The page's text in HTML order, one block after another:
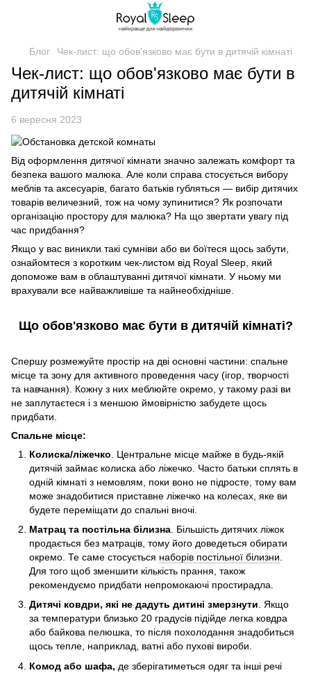
Блог Чек-лист: що обов'язково має бути в дитячій кімнаті
Чек-лист: що обов'язково має бути в
дитячій кімнаті
6 вересня 2023
Від оформлення дитячої кімнати значно залежать комфорт та
безпека вашого малюка. Але коли справа стосується вибору
меблів та аксесуарів, багато батьків губляться — вибір дитячих
товарів величезний, тож на чому зупинитися? Як розпочати
організацію простору для малюка? На що звертати увагу під
час придбання?
Якщо у вас виникли такі сумніви або ви боїтеся щось забути,
ознайомтеся з коротким чек-листом від Royal Sleep, який
допоможе вам в облаштуванні дитячої кімнати. У ньому ми
врахували все найважливіше та найнеобхідніше.
Що обов'язково має бути в дитячій кімнаті?
Спершу розмежуйте простір на дві основні частини: спальне
місце та зону для активного проведення часу (ігор, творчості
та навчання). Кожну з них меблюйте окремо, у такому разі ви
не заплутаєтеся і з меншою ймовірністю забудете щось
придбати.
Спальне місце:
Колиска/ліжечко . Центральне місце майже в будь-якій
дитячій займає колиска або ліжечко. Часто батьки сплять в
одній кімнаті з немовлям, поки воно не підросте, тому вам
може знадобитися приставне ліжечко на колесах, яке ви
будете переміщати до спальні вночі.
Матрац та постільна білизна . Більшість дитячих ліжок
продається без матраців, тому його доведеться обирати
окремо. Те саме стосується наборів постільної білизни
Для того щоб зменшити кількість прання, також
рекомендуємо придбати непромокаючі простирадла.
Дитячі ковдри, які не дадуть дитині змерзнути. Якщо
за температури близько 20 градусів підійде легка ковдра
або байкова пелюшка, то після похолодання знадобиться
щось тепле, наприклад, ватні або пухові вироби.
Комод або шафа, де зберігатиметься одяг та інші речі